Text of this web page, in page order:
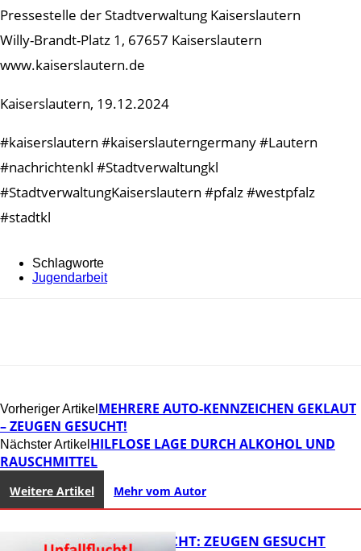
Pressestelle der Stadtverwaltung Kaiserslautern
Willy-Brandt-Platz 1, 67657 Kaiserslautern
www.kaiserslautern.de
Kaiserslautern, 19.12.2024
#kaiserslautern #kaiserslauterngermany #Lautern
#nachrichtenkl #Stadtverwaltungkl
#StadtverwaltungKaiserslautern #pfalz #westpfalz
#stadtkl
Schlagworte
Jugendarbeit
Vorheriger Artikel MEHRERE AUTO-KENNZEICHEN GEKLAUT
– ZEUGEN GESUCHT!
Nächster Artikel HILFLOSE LAGE DURCH ALKOHOL UND
RAUSCHMITTEL
Weitere Artikel Mehr vom Autor
UNFALLFLUCHT: ZEUGEN GESUCHT